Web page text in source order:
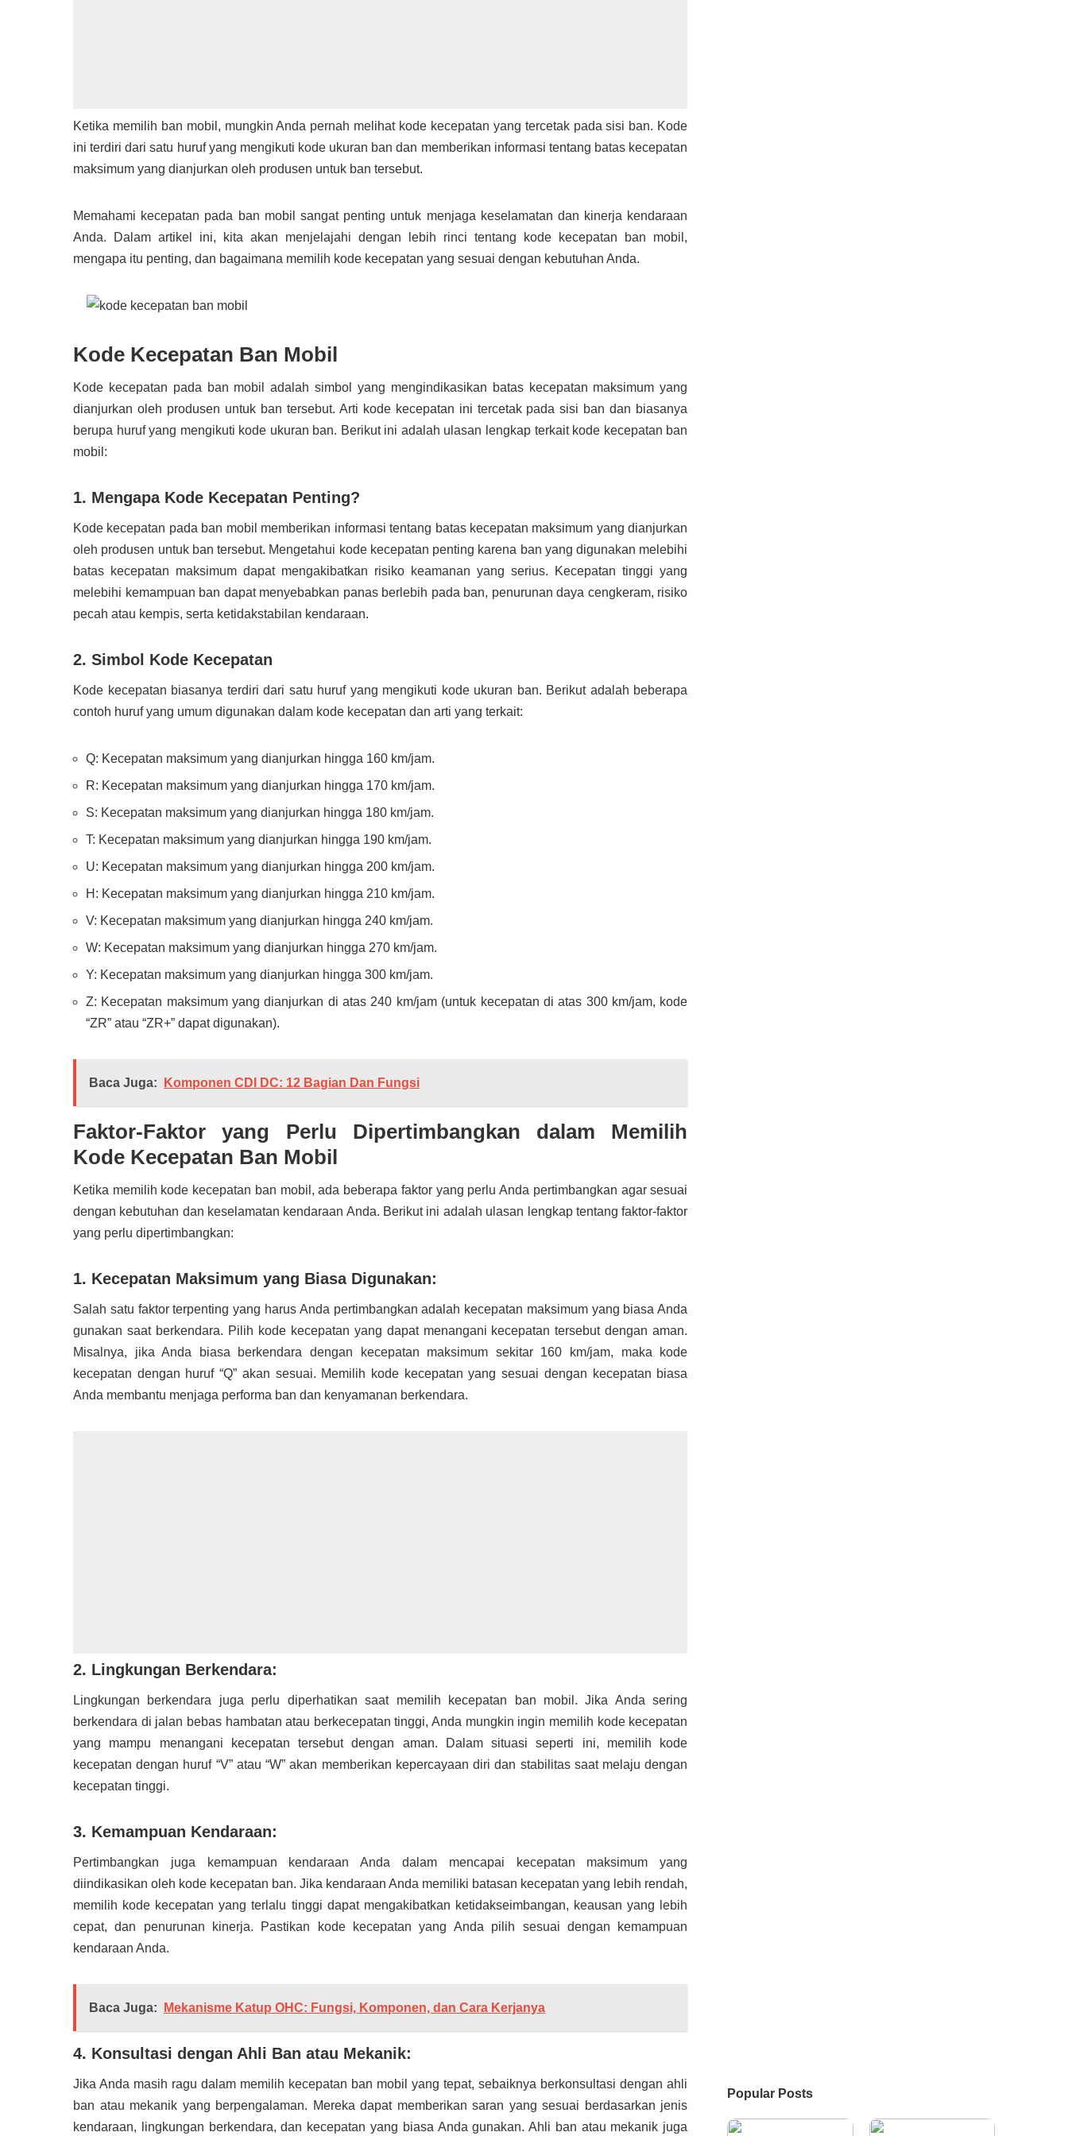
Ketika memilih ban mobil, mungkin Anda pernah melihat kode kecepatan yang tercetak pada sisi ban. Kode
ini terdiri dari satu huruf yang mengikuti kode ukuran ban dan memberikan informasi tentang batas kecepatan
maksimum yang dianjurkan oleh produsen untuk ban tersebut.
Memahami kecepatan pada ban mobil sangat penting untuk menjaga keselamatan dan kinerja kendaraan
Anda. Dalam artikel ini, kita akan menjelajahi dengan lebih rinci tentang kode kecepatan ban mobil,
mengapa itu penting, dan bagaimana memilih kode kecepatan yang sesuai dengan kebutuhan Anda.
Kode Kecepatan Ban Mobil
Kode kecepatan pada ban mobil adalah simbol yang mengindikasikan batas kecepatan maksimum yang
dianjurkan oleh produsen untuk ban tersebut. Arti kode kecepatan ini tercetak pada sisi ban dan biasanya
berupa huruf yang mengikuti kode ukuran ban. Berikut ini adalah ulasan lengkap terkait kode kecepatan ban
mobil:
1. Mengapa Kode Kecepatan Penting?
Kode kecepatan pada ban mobil memberikan informasi tentang batas kecepatan maksimum yang dianjurkan
oleh produsen untuk ban tersebut. Mengetahui kode kecepatan penting karena ban yang digunakan melebihi
batas kecepatan maksimum dapat mengakibatkan risiko keamanan yang serius. Kecepatan tinggi yang
melebihi kemampuan ban dapat menyebabkan panas berlebih pada ban, penurunan daya cengkeram, risiko
pecah atau kempis, serta ketidakstabilan kendaraan.
2. Simbol Kode Kecepatan
Kode kecepatan biasanya terdiri dari satu huruf yang mengikuti kode ukuran ban. Berikut adalah beberapa
contoh huruf yang umum digunakan dalam kode kecepatan dan arti yang terkait:
Q: Kecepatan maksimum yang dianjurkan hingga 160 km/jam.
R: Kecepatan maksimum yang dianjurkan hingga 170 km/jam.
S: Kecepatan maksimum yang dianjurkan hingga 180 km/jam.
T: Kecepatan maksimum yang dianjurkan hingga 190 km/jam.
U: Kecepatan maksimum yang dianjurkan hingga 200 km/jam.
H: Kecepatan maksimum yang dianjurkan hingga 210 km/jam.
V: Kecepatan maksimum yang dianjurkan hingga 240 km/jam.
W: Kecepatan maksimum yang dianjurkan hingga 270 km/jam.
Y: Kecepatan maksimum yang dianjurkan hingga 300 km/jam.
Z: Kecepatan maksimum yang dianjurkan di atas 240 km/jam (untuk kecepatan di atas 300 km/jam, kode
“ZR” atau “ZR+” dapat digunakan).
Baca Juga: Komponen CDI DC: 12 Bagian Dan Fungsi
Faktor-Faktor yang Perlu Dipertimbangkan dalam Memilih
Kode Kecepatan Ban Mobil
Ketika memilih kode kecepatan ban mobil, ada beberapa faktor yang perlu Anda pertimbangkan agar sesuai
dengan kebutuhan dan keselamatan kendaraan Anda. Berikut ini adalah ulasan lengkap tentang faktor-faktor
yang perlu dipertimbangkan:
1. Kecepatan Maksimum yang Biasa Digunakan:
Salah satu faktor terpenting yang harus Anda pertimbangkan adalah kecepatan maksimum yang biasa Anda
gunakan saat berkendara. Pilih kode kecepatan yang dapat menangani kecepatan tersebut dengan aman.
Misalnya, jika Anda biasa berkendara dengan kecepatan maksimum sekitar 160 km/jam, maka kode
kecepatan dengan huruf “Q” akan sesuai. Memilih kode kecepatan yang sesuai dengan kecepatan biasa
Anda membantu menjaga performa ban dan kenyamanan berkendara.
2. Lingkungan Berkendara:
Lingkungan berkendara juga perlu diperhatikan saat memilih kecepatan ban mobil. Jika Anda sering
berkendara di jalan bebas hambatan atau berkecepatan tinggi, Anda mungkin ingin memilih kode kecepatan
yang mampu menangani kecepatan tersebut dengan aman. Dalam situasi seperti ini, memilih kode
kecepatan dengan huruf “V” atau “W” akan memberikan kepercayaan diri dan stabilitas saat melaju dengan
kecepatan tinggi.
3. Kemampuan Kendaraan:
Pertimbangkan juga kemampuan kendaraan Anda dalam mencapai kecepatan maksimum yang
diindikasikan oleh kode kecepatan ban. Jika kendaraan Anda memiliki batasan kecepatan yang lebih rendah,
memilih kode kecepatan yang terlalu tinggi dapat mengakibatkan ketidakseimbangan, keausan yang lebih
cepat, dan penurunan kinerja. Pastikan kode kecepatan yang Anda pilih sesuai dengan kemampuan
kendaraan Anda.
Baca Juga: Mekanisme Katup OHC: Fungsi, Komponen, dan Cara Kerjanya
4. Konsultasi dengan Ahli Ban atau Mekanik:
Jika Anda masih ragu dalam memilih kecepatan ban mobil yang tepat, sebaiknya berkonsultasi dengan ahli
ban atau mekanik yang berpengalaman. Mereka dapat memberikan saran yang sesuai berdasarkan jenis
kendaraan, lingkungan berkendara, dan kecepatan yang biasa Anda gunakan. Ahli ban atau mekanik juga
Popular Posts